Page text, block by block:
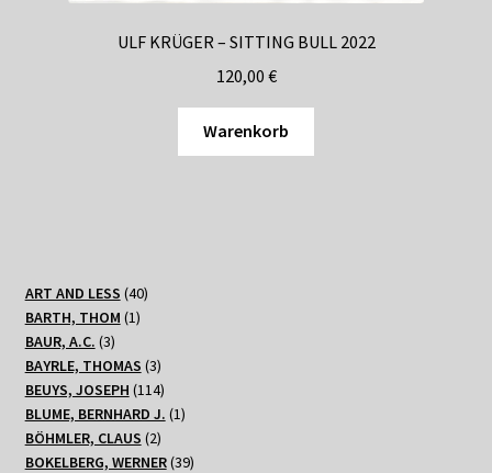
ULF KRÜGER – SITTING BULL 2022
120,00 €
Warenkorb
ART AND LESS 4040
BARTH, THOM 11
BAUR, A.C. 33
Produkte
BAYRLE, THOMAS 33
Produkte
BEUYS, JOSEPH 114114
Produkte
BLUME, BERNHARD J. 11
BÖHMLER, CLAUS 22
Produkte
BOKELBERG, WERNER 3939